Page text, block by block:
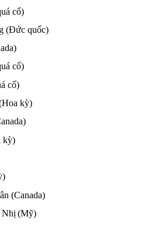
cố)
(Đức quốc)
cố)
cố)
kỳ)
kỳ)
(Canada)
Nhị (Mỹ)